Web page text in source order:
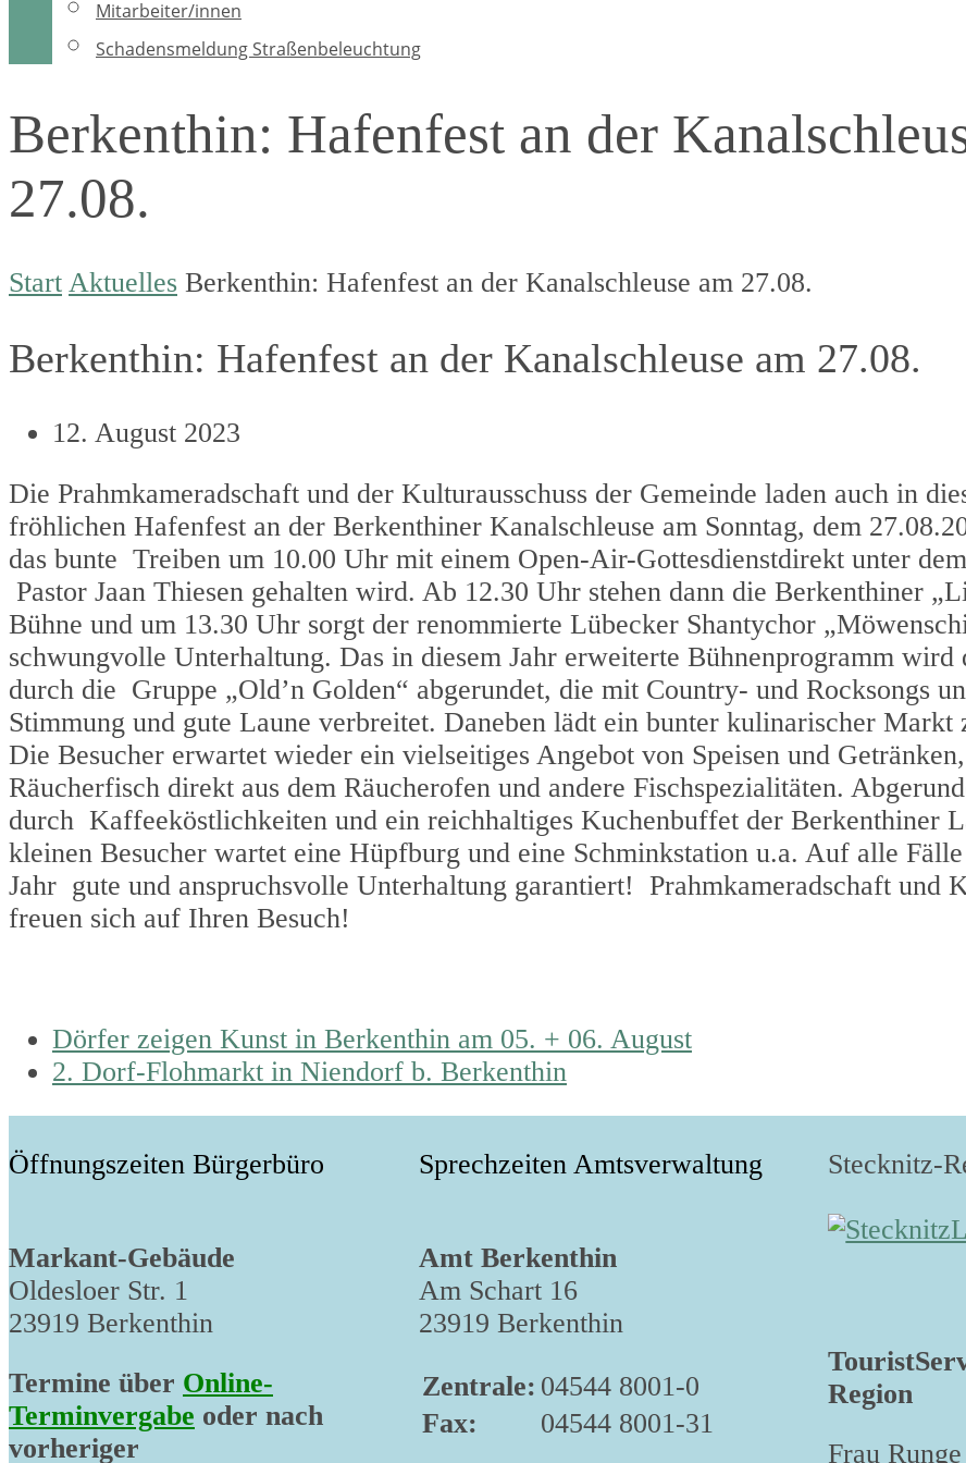
Mitarbeiter/innen
Schadensmeldung Straßenbeleuchtung
Berkenthin: Hafenfest an der
27.08.
Start Aktuelles Berkenthin: Hafenfest an der Kanalschleuse am 27.08.
Berkenthin: Hafenfest an der Kanalschleuse am 27.08.
12. August 2023
Die Prahmkameradschaft und der Kulturausschuss der Gemeinde laden auch in
fröhlichen Hafenfest an der Berkenthiner Kanalschleuse am Sonntag, dem
das bunte Treiben um 10.00 Uhr mit einem Open-Air-Gottesdienstdirekt unter
Pastor Jaan Thiesen gehalten wird. Ab 12.30 Uhr stehen dann die Berkenthiner
Bühne und um 13.30 Uhr sorgt der renommierte Lübecker Shantychor
schwungvolle Unterhaltung. Das in diesem Jahr erweiterte Bühnenprogramm wird
durch die Gruppe „Old’n Golden“ abgerundet, die mit Country- und Rocksongs
Stimmung und gute Laune verbreitet. Daneben lädt ein bunter kulinarischer Markt
Die Besucher erwartet wieder ein vielseitiges Angebot von Speisen und
Räucherfisch direkt aus dem Räucherofen und andere Fischspezialitäten.
durch Kaffeeköstlichkeiten und ein reichhaltiges Kuchenbuffet der Berkenthiner
kleinen Besucher wartet eine Hüpfburg und eine Schminkstation u.a. Auf alle
Jahr gute und anspruchsvolle Unterhaltung garantiert! Prahmkameradschaft und
freuen sich auf Ihren Besuch!
previous
post:
Dörfer zeigen Kunst in Berkenthin am 05. + 06. August
next
2. Dorf-Flohmarkt in Niendorf b. Berkenthin
Öffnungszeiten Bürgerbüro
Markant-Gebäude
Oldesloer Str. 1
23919 Berkenthin
Termine über Online-
Terminvergabe oder nach
vorheriger
Sprechzeiten Amtsverwaltung
Amt Berkenthin
Am Schart 16
23919 Berkenthin
Zentrale: 04544 8001-0
Fax:
04544 8001-31
Stecknitz-
Region
Frau Runge